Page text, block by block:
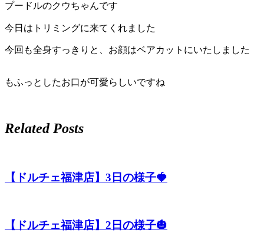
プードルのクウちゃんです
今日はトリミングに来てくれました
今回も全身すっきりと、お顔はベアカットにいたしました
もふっとしたお口が可愛らしいですね
Related Posts
【ドルチェ福津店】3日の様子🍓
【ドルチェ福津店】2日の様子🎃